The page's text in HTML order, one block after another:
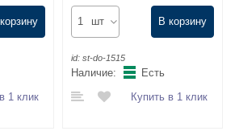
1 клик
шт В корзину
id: st-do-1515
Наличие:
Есть
Купить в 1 клик